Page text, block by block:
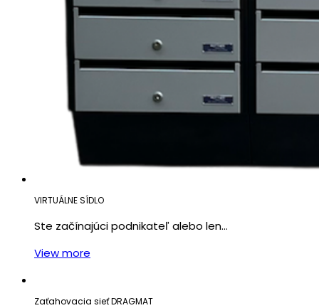
VIRTUÁLNE SÍDLO
Ste začínajúci podnikateľ alebo len…
View more
Zaťahovacia sieť DRAGMAT